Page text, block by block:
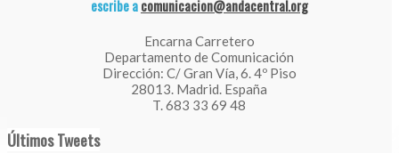
escribe acomunicacion@andacentral.org
Encarna Carretero
Departamento de Comunicación
Dirección: C/ Gran Vía, 6. 4º Piso
28013. Madrid. España
T. 683 33 69 48
Últimos Tweets